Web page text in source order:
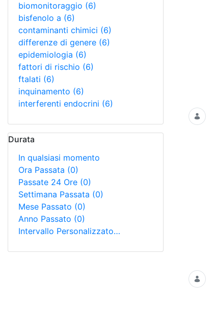
biomonitoraggio (6)
bisfenolo a (6)
contaminanti chimici (6)
differenze di genere (6)
epidemiologia (6)
fattori di rischio (6)
ftalati (6)
inquinamento (6)
interferenti endocrini (6)
Durata
In qualsiasi momento
Ora Passata (0)
Passate 24 Ore (0)
Settimana Passata (0)
Mese Passato (0)
Anno Passato (0)
Intervallo Personalizzato…